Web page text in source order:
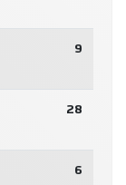
9
28
6